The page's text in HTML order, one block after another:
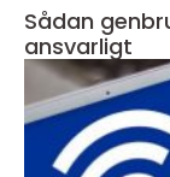
Sådan
ansvarligt